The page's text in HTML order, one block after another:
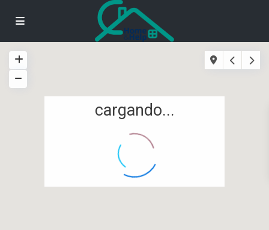
cargando...